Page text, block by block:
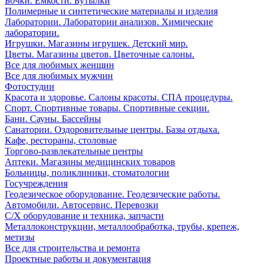
Полимерные и синтетические материалы и изделия
Лаборатории. Лаборатории анализов. Химические
лаборатории.
Игрушки. Магазины игрушек. Детский мир.
Цветы. Магазины цветов. Цветочные салоны.
Все для любимых женщин
Все для любимых мужчин
Фотостудии
Красота и здоровье. Салоны красоты. СПА процедуры.
Спорт. Спортивные товары. Спортивные секции.
Бани. Сауны. Бассейны
Санатории. Оздоровительные центры. Базы отдыха.
Кафе, рестораны, столовые
Торгово-развлекательные центры
Аптеки. Магазины медицинских товаров
Больницы, поликлиники, стоматологии
Госучреждения
Геодезическое оборудование. Геодезические работы.
Автомобили. Автосервис. Перевозки
С/Х оборудование и техника, запчасти
Металлоконструкции, металлообработка, трубы, крепеж,
метизы
Все для строительства и ремонта
Проектные работы и документация